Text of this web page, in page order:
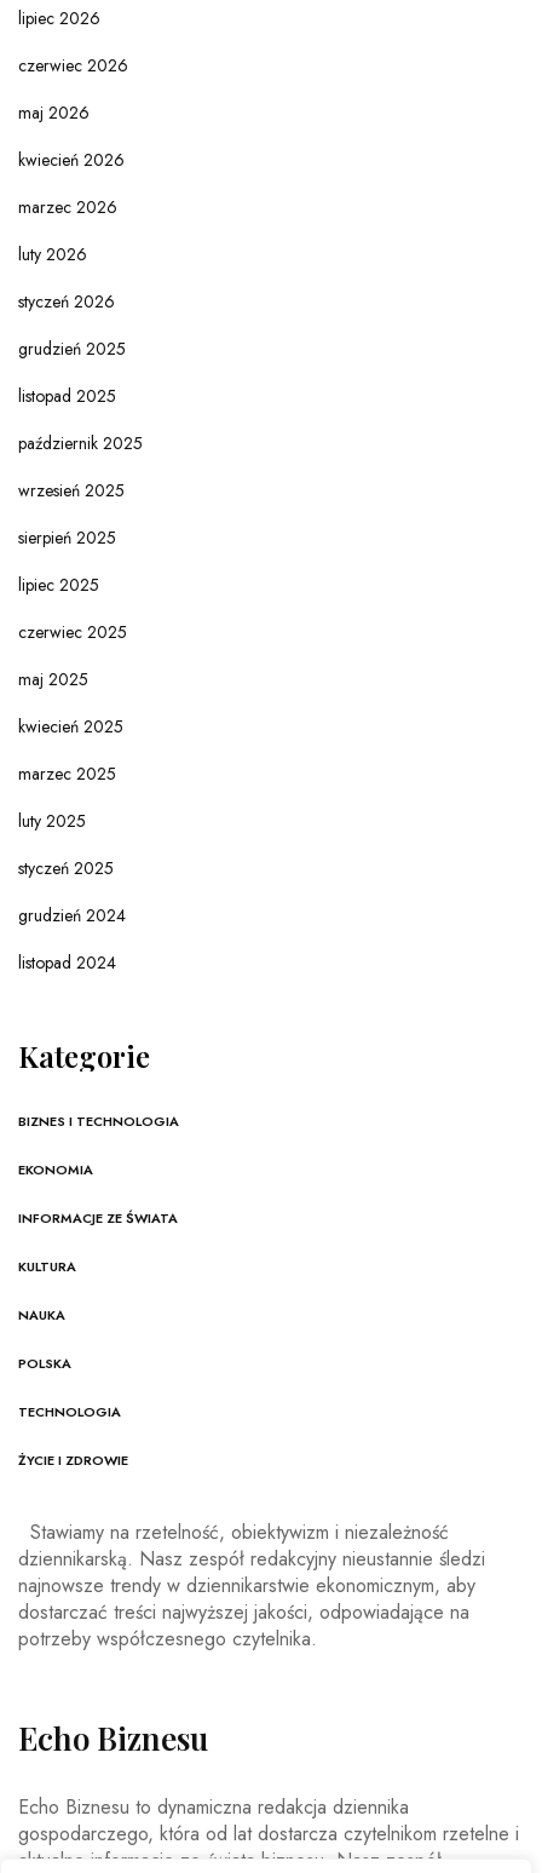
lipiec 2026
czerwiec 2026
maj 2026
kwiecień 2026
marzec 2026
luty 2026
styczeń 2026
grudzień 2025
listopad 2025
październik 2025
wrzesień 2025
sierpień 2025
lipiec 2025
czerwiec 2025
maj 2025
kwiecień 2025
marzec 2025
luty 2025
styczeń 2025
grudzień 2024
listopad 2024
Kategorie
BIZNES I TECHNOLOGIA
EKONOMIA
INFORMACJE ZE ŚWIATA
KULTURA
NAUKA
POLSKA
TECHNOLOGIA
ŻYCIE I ZDROWIE
Stawiamy na rzetelność, obiektywizm i niezależność
dziennikarską. Nasz zespół redakcyjny nieustannie śledzi
najnowsze trendy w dziennikarstwie ekonomicznym, aby
dostarczać treści najwyższej jakości, odpowiadające na
potrzeby współczesnego czytelnika.
Echo Biznesu
Echo Biznesu to dynamiczna redakcja dziennika
gospodarczego, która od lat dostarcza czytelnikom rzetelne i
aktualne informacje ze świata biznesu. Nasz zespół